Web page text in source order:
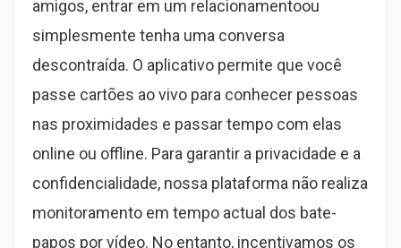
amigos, entrar em um relacionamentoou
simplesmente tenha uma conversa
descontraída. O aplicativo permite que você
passe cartões ao vivo para conhecer pessoas
nas proximidades e passar tempo com elas
online ou offline. Para garantir a privacidade e a
confidencialidade, nossa plataforma não realiza
monitoramento em tempo actual dos bate-
papos por vídeo. No entanto, incentivamos os